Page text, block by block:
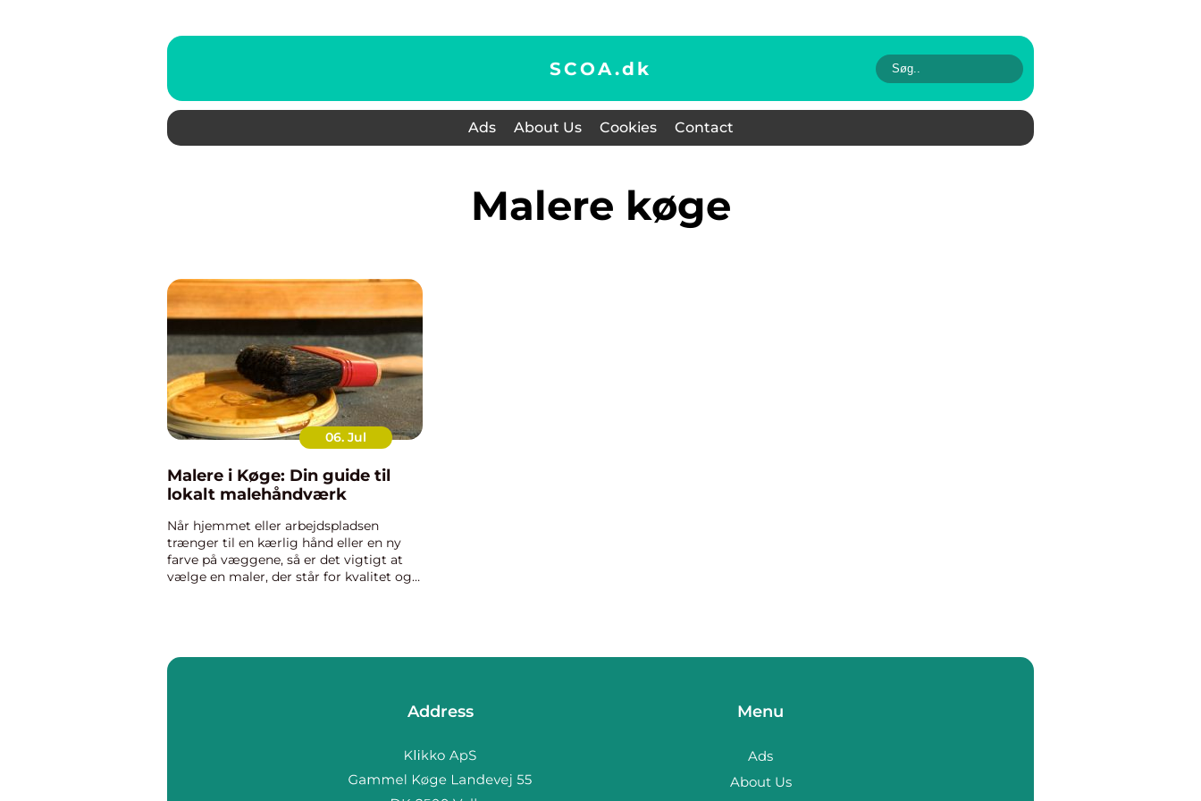
SCOA.dk
Ads About Us Cookies Contact
malere køge
06. Jul
Malere i Køge: Din guide til
lokalt malehåndværk
Når hjemmet eller arbejdspladsen
trænger til en kærlig hånd eller en ny
farve på væggene, så er det vigtigt at
vælge en maler, der står for kvalitet og
Address Menu
Ads
About Us